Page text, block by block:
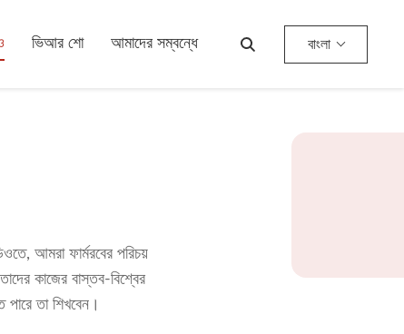
ভিআর শো আমাদের সম্বন্ধে বাংলা
আমরা ফার্মরবের পরিচয়
কাজের বাস্তব-বিশ্বের
তা শিখবেন।